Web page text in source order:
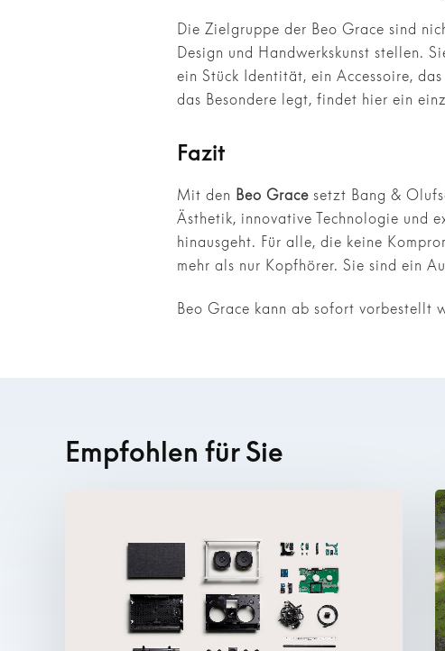
Die Zielgruppe der Beo Grace sind
Design und Handwerkskunst stellen.
ein Stück Identität, ein Accessoire,
das Besondere legt, findet hier ein
Fazit
Mit den Beo Grace setzt Bang &
Ästhetik, innovative Technologie und
hinausgeht. Für alle, die keine
mehr als nur Kopfhörer. Sie sind ein
Beo Grace kann ab sofort vorbestellt
Empfohlen für Sie